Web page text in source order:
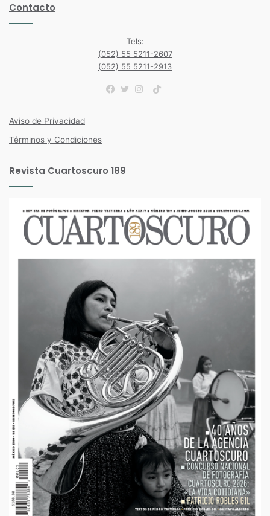
Contacto
Tels:
(052) 55 5211-2607
(052) 55 5211-2913
TikTok
Aviso de Privacidad
Términos y Condiciones
Revista Cuartoscuro 189